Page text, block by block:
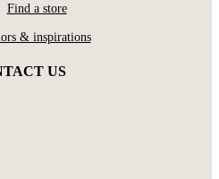
Find a store
& inspirations
US